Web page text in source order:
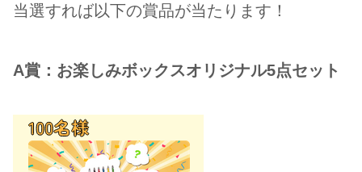
当選すれば以下の賞品が当たります！
A賞：お楽しみボックスオリジナル5点セット